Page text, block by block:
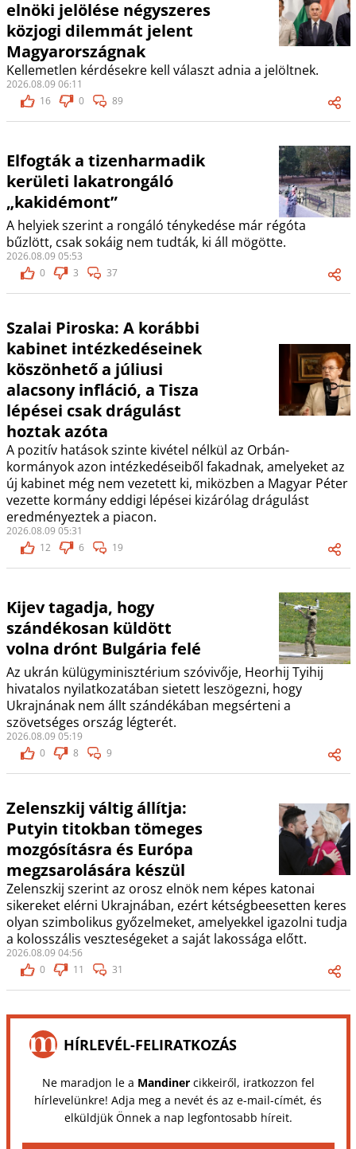
elnöki jelölése négyszeres
közjogi dilemmát jelent
Magyarországnak
Kellemetlen kérdésekre kell választ adnia a jelöltnek.
2026.08.09 06:11
16
0 89
Elfogták a tizenharmadik
kerületi lakatrongáló
„kakidémont”
A helyiek szerint a rongáló ténykedése már régóta
bűzlött, csak sokáig nem tudták, ki áll mögötte.
2026.08.09 05:53
0
3 37
Szalai Piroska: A korábbi
kabinet intézkedéseinek
köszönhető a júliusi
alacsony infláció, a Tisza
lépései csak drágulást
hoztak azóta
A pozitív hatások szinte kivétel nélkül az Orbán-
kormányok azon intézkedéseiből fakadnak, amelyeket az
új kabinet még nem vezetett ki, miközben a Magyar Péter
vezette kormány eddigi lépései kizárólag drágulást
eredményeztek a piacon.
2026.08.09 05:31
12
6 19
Kijev tagadja, hogy
szándékosan küldött
volna drónt Bulgária felé
Az ukrán külügyminisztérium szóvivője, Heorhij Tyihij
hivatalos nyilatkozatában sietett leszögezni, hogy
Ukrajnának nem állt szándékában megsérteni a
szövetséges ország légterét.
2026.08.09 05:19
0
8 9
Zelenszkij váltig állítja:
Putyin titokban tömeges
mozgósításra és Európa
megzsarolására készül
Zelenszkij szerint az orosz elnök nem képes katonai
sikereket elérni Ukrajnában, ezért kétségbeesetten keres
olyan szimbolikus győzelmeket, amelyekkel igazolni tudja
a kolosszális veszteségeket a saját lakossága előtt.
2026.08.09 04:56
0
11 31
HÍRLEVÉL-FELIRATKOZÁS
Ne maradjon le a Mandinercikkeiről, iratkozzon fel
hírlevelünkre! Adja meg a nevét és az e-mail-címét, és
elküldjük Önnek a nap legfontosabb híreit.